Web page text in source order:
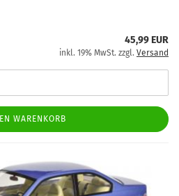
45,99 EUR
inkl. 19% MwSt. zzgl. Versand
WARENKORB